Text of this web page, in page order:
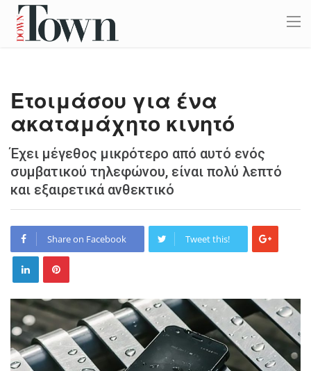
Ετοιμάσου για ένα
ακαταμάχητο κινητό
Έχει μέγεθος μικρότερο από αυτό ενός
συμβατικού τηλεφώνου, είναι πολύ λεπτό
και εξαιρετικά ανθεκτικό
Share on Facebook Tweet this!